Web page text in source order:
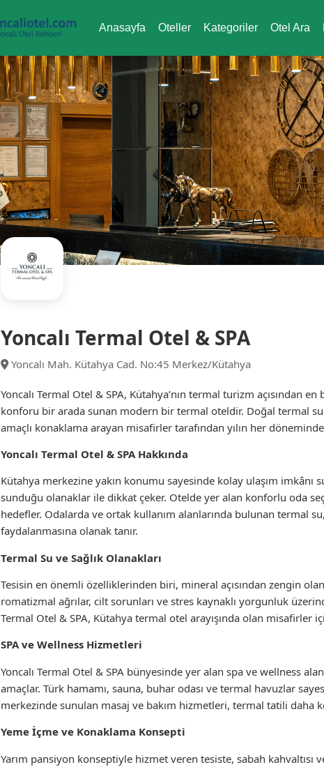
Anasayfa Oteller Kategoriler Otel Ara
Yoncalı Termal Otel & SPA
Yoncalı Mah. Kütahya Cad. No:45 Merkez/Kütahya
Yoncalı Termal Otel & SPA, Kütahya’nın termal turizm açısından
konforu bir arada sunan modern bir termal oteldir. Doğal termal
amaçlı konaklama arayan misafirler tarafından yılın her
Yoncalı Termal Otel & SPA Hakkında
Kütahya merkezine yakın konumu sayesinde kolay ulaşım imkânı
sunduğu olanaklar ile dikkat çeker. Otelde yer alan konforlu oda
hedefler. Odalarda ve ortak kullanım alanlarında bulunan termal
faydalanmasına olanak tanır.
Termal Su ve Sağlık Olanakları
Tesisin en önemli özelliklerinden biri, mineral açısından zengin
romatizmal ağrılar, cilt sorunları ve stres kaynaklı yorgunluk
Termal Otel & SPA, Kütahya termal otel arayışında olan misafirler
SPA ve Wellness Hizmetleri
Yoncalı Termal Otel & SPA bünyesinde yer alan spa ve wellness
amaçlar. Türk hamamı, sauna, buhar odası ve termal havuzlar
merkezinde sunulan masaj ve bakım hizmetleri, termal tatili daha
Yeme İçme ve Konaklama Konsepti
Yarım pansiyon konseptiyle hizmet veren tesiste, sabah